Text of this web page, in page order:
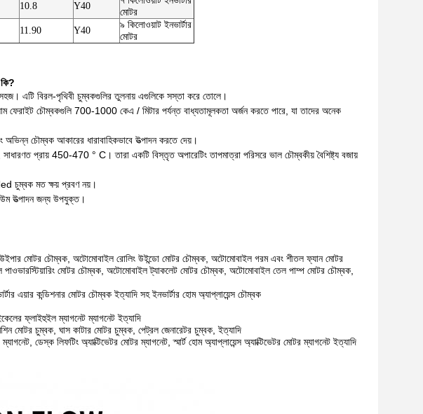
10.8 Y40
মোটর
11.90 Y40
৯ কিলোওয়াট ইনভার্টার
মোটর
কি?
সহজ। এটি বিরল-পৃথিবী চুম্বকগুলির তুলনায় এগুলিকে সস্তা করে তোলে।
ফেরাইট চৌম্বকগুলি 700-1000 কেএ / মিটার পর্যন্ত বাধ্যতামূলকতা অর্জন করতে পারে, যা তাদের অনেক
অভিন্ন চৌম্বক আকারের ধারাবাহিকভাবে উত্পাদন করতে দেয়।
সাধারণত প্রায় 450-470 ° C। তারা একটি বিস্তৃত অপারেটিং তাপমাত্রা পরিসরে ভাল চৌম্বকীয় বৈশিষ্ট্য বজায়
চুম্বক মত ক্ষয় প্রবণ নয়।
উত্পাদন জন্য উপযুক্ত।
মোটর চৌম্বক, অটোমোবাইল রোলিং উইন্ডো মোটর চৌম্বক, অটোমোবাইল গরম এবং শীতল ফ্যান মোটর
মোটর চৌম্বক, অটোমোবাইল ট্যাকলেট মোটর চৌম্বক, অটোমোবাইল তেল পাম্প মোটর চৌম্বক,
এয়ার কন্ডিশনার মোটর চৌম্বক ইত্যাদি সহ ইনভার্টার হোম অ্যাপ্লায়েন্স চৌম্বক
ফ্লাইহুইল ম্যাগনেট ম্যাগনেট ইত্যাদি
মোটর চুম্বক, ঘাস কাটার মোটর চুম্বক, পেট্রল জেনারেটর চুম্বক, ইত্যাদি
ডেস্ক লিফটিং অ্যাক্টিভেটর মোটর ম্যাগনেট, স্মার্ট হোম অ্যাপ্লায়েন্স অ্যাক্টিভেটর মোটর ম্যাগনেট ইত্যাদি